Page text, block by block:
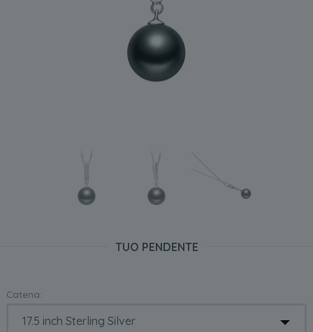
TUO PENDENTE
Catena: